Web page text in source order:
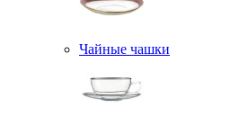
Чайные чашки